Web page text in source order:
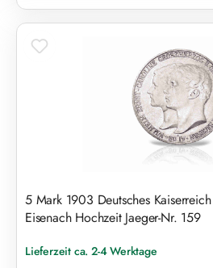
5 Mark 1903 Deutsches
Eisenach Hochzeit Jaeger-Nr. 159
Lieferzeit ca. 2-4 Werktage